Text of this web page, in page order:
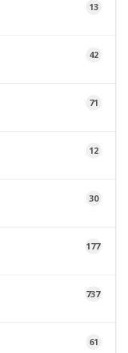
13
42
71
12
30
177
737
61